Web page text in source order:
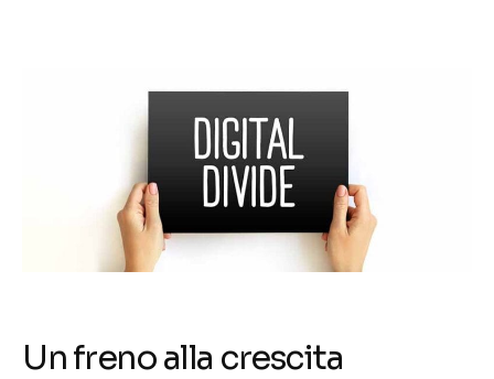
Un freno alla crescita